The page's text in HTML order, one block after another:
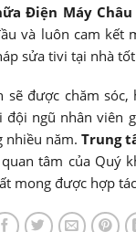
Điện Máy
và luôn cam kết
sửa tivi tại nhà
sẽ được chăm
ngũ nhân viên
nhiều năm.Trung
tâm của Quý
mong được hợp